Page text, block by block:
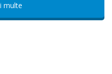
multe